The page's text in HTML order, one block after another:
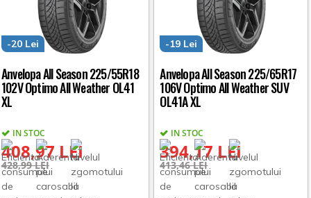
Anvelopa All Season 225/55R18
102V Optimo All Weather OL41
XL
IN STOC
408,97 LEI
-20 Lei
428,99 LEI
Anvelopa All Season 225/65R17
106V Optimo All Weather SUV
OL41A XL
IN STOC
394,17 LEI
-19 Lei
413,46 LEI